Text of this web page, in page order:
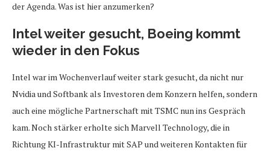
der Agenda. Was ist hier anzumerken?
Intel weiter gesucht, Boeing kommt
wieder in den Fokus
Intel war im Wochenverlauf weiter stark gesucht, da nicht nur
Nvidia und Softbank als Investoren dem Konzern helfen, sondern
auch eine mögliche Partnerschaft mit TSMC nun ins Gespräch
kam. Noch stärker erholte sich Marvell Technology, die in
Richtung KI-Infrastruktur mit SAP und weiteren Kontakten für